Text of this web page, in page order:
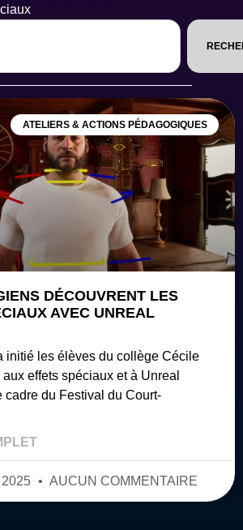
ATELIERS & ACTIONS PÉDAGOGIQUES
DÉCOUVRENT LES
AVEC UNREAL
initié les élèves du collège Cécile
effets spéciaux et à Unreal
cadre du Festival du Court-
AUCUN COMMENTAIRE